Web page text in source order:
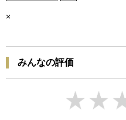
×
みんなの評価